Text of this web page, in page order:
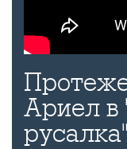
Ариел в
русалка"